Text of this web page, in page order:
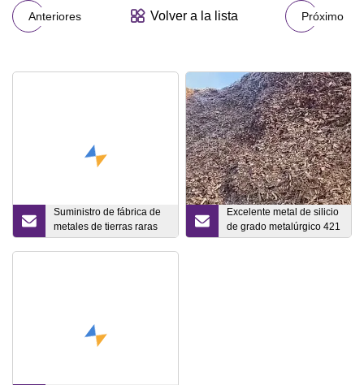
Anteriores Volver a la lista Próximo
Suministro de fábrica de
metales de tierras raras
de escandio de alta
Excelente metal de silicio
de grado metalúrgico 421
441 553 3303 3305 98%